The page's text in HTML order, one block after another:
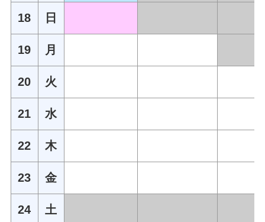
18 日
19 月
20 火
21 水
22 木
23 金
24 土